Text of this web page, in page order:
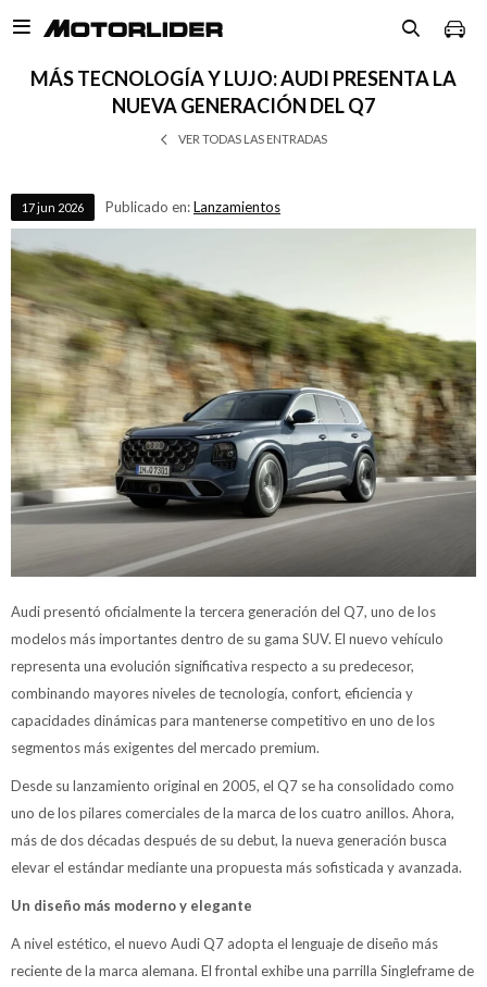

MÁS TECNOLOGÍA Y LUJO: AUDI PRESENTA LA
NUEVA GENERACIÓN DEL Q7
VER TODAS LAS ENTRADAS
17jun 2026 Publicado en:Lanzamientos
Audi presentó oficialmente la tercera generación del Q7, uno de los
modelos más importantes dentro de su gama SUV. El nuevo vehículo
representa una evolución significativa respecto a su predecesor,
combinando mayores niveles de tecnología, confort, eficiencia y
capacidades dinámicas para mantenerse competitivo en uno de los
segmentos más exigentes del mercado premium.
Desde su lanzamiento original en 2005, el Q7 se ha consolidado como
uno de los pilares comerciales de la marca de los cuatro anillos. Ahora,
más de dos décadas después de su debut, la nueva generación busca
elevar el estándar mediante una propuesta más sofisticada y avanzada.
Un diseño más moderno y elegante
A nivel estético, el nuevo Audi Q7 adopta el lenguaje de diseño más
reciente de la marca alemana. El frontal exhibe una parrilla Singleframe de